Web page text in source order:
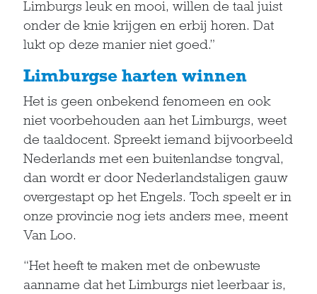
Limburgs leuk en mooi, willen de taal juist
onder de knie krijgen en erbij horen. Dat
lukt op deze manier niet goed.”
Limburgse harten winnen
Het is geen onbekend fenomeen en ook
niet voorbehouden aan het Limburgs, weet
de taaldocent. Spreekt iemand bijvoorbeeld
Nederlands met een buitenlandse tongval,
dan wordt er door Nederlandstaligen gauw
overgestapt op het Engels. Toch speelt er in
onze provincie nog iets anders mee, meent
Van Loo.
“Het heeft te maken met de onbewuste
aanname dat het Limburgs niet leerbaar is,